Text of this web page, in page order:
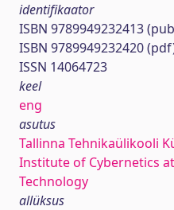
identifikaator
ISBN 9789949232413
ISBN 9789949232420
ISSN 14064723
keel
eng
asutus
Tallinna Tehnikaülikooli
Institute of Cybernetics
Technology
allüksus